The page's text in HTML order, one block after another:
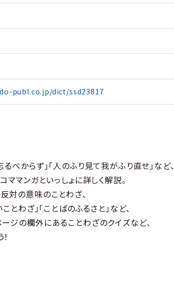
publ.co.jp/dict/ssd23817
べからず」「人のふり見て我がふり直せ」など、
マンガといっしょに詳しく解説。
対の意味のことわざ、
とわざ」「ことばのふるさと」など、
ジの欄外にあることわざのクイズなど、